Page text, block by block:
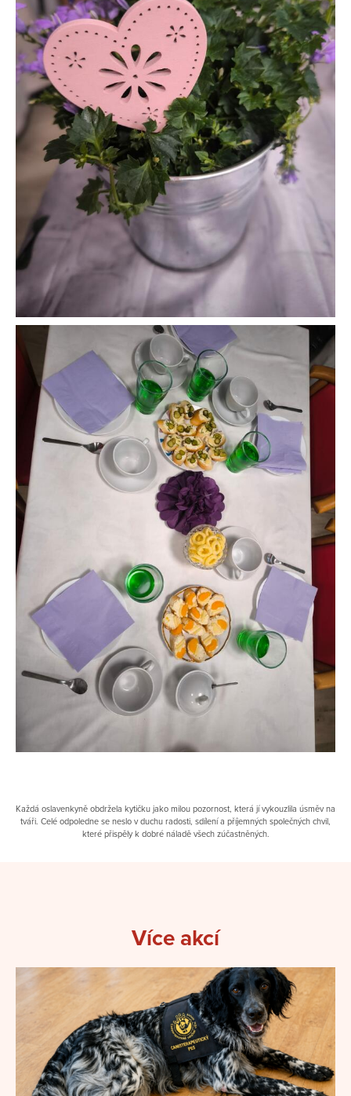
Každá oslavenkyně obdržela kytičku jako milou pozornost, která jí vykouzlila úsměv na
tváři. Celé odpoledne se neslo v duchu radosti, sdílení a příjemných společných chvil,
které přispěly k dobré náladě všech zúčastněných.
Více akcí